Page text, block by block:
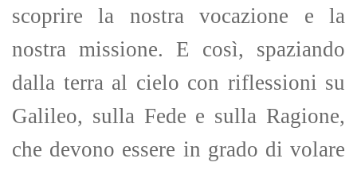
scoprire la nostra vocazione e la
nostra missione. E così, spaziando
dalla terra al cielo con riflessioni su
Galileo, sulla Fede e sulla Ragione,
che devono essere in grado di volare